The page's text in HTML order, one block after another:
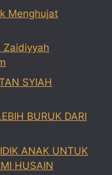
Menghujat
Zaidiyyah
SYIAH
BURUK DARI
ANAK UNTUK
HUSAIN